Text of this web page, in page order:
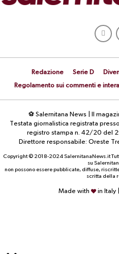
Redazione Serie D
Regolamento sui commenti e
⚽ Salernitana News | Il
Testata giornalistica registrata
registro stampa n. 42/20 del
Direttore responsabile: Oreste
Copyright © 2018-2024 SalernitanaNews.it
su
non possono essere pubblicate, diffuse,
scritta della
Made with in Italy |